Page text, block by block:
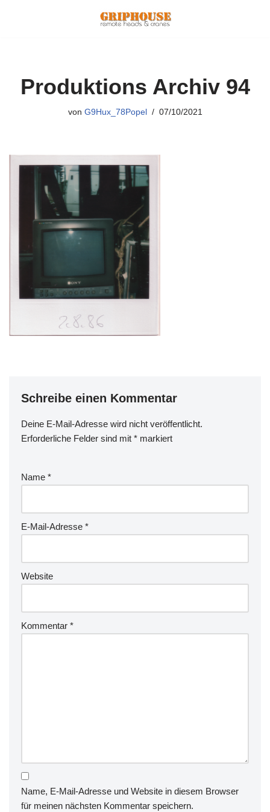
Produktions Archiv 94
von G9Hux_78Popel 07/10/2021
Schreibe einen Kommentar
Deine E-Mail-Adresse wird nicht veröffentlicht.
Erforderliche Felder sind mit * markiert
Name *
E-Mail-Adresse *
Website
Kommentar *
Name, E-Mail-Adresse und Website in diesem Browser
für meinen nächsten Kommentar speichern.